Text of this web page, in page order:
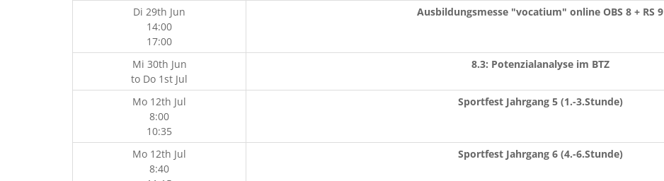
Di 29th Jun
14:00
17:00
Ausbildungsmesse "vocatium" online OBS 8 + RS 9
Mi 30th Jun
to Do 1st Jul
8.3: Potenzialanalyse im BTZ
Mo 12th Jul
8:00
10:35
Sportfest Jahrgang 5 (1.-3.Stunde)
Mo 12th Jul
8:40
Sportfest Jahrgang 6 (4.-6.Stunde)